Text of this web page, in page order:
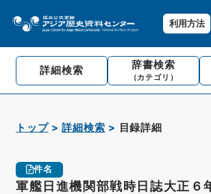
利用方法
詳細検索 辞書検索
（カテゴリ）
トップ 詳細検索 目録詳細
件名
軍艦日進機関部戦時日誌大正６